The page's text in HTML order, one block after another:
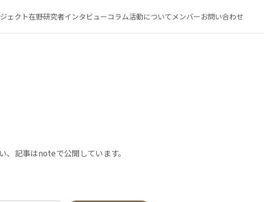
ェクト在野研究者インタビューコラム活動について メンバーお問い合わせ
記事はnoteで公開しています。